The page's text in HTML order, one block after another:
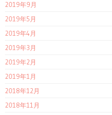
2019年9月
2019年5月
2019年4月
2019年3月
2019年2月
2019年1月
2018年12月
2018年11月